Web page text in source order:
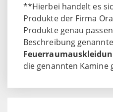
**Hierbei handelt es
Produkte der Firma
Produkte genau
Beschreibung
die genannten Kamine